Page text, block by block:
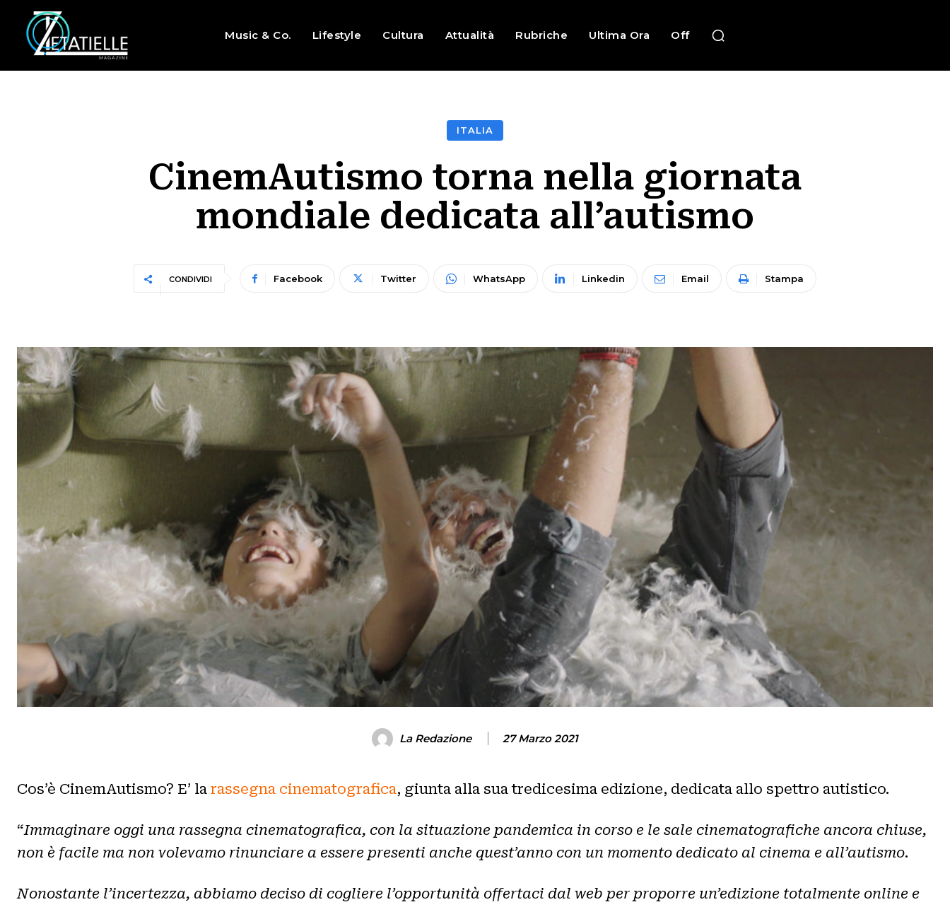
Music & Co. Lifestyle Cultura Attualità Rubriche Ultima Ora Off
ITALIA
CinemAutismo torna nella giornata
mondiale dedicata all’autismo
CONDIVIDI Facebook Twitter WhatsApp Linkedin Email Stampa
La Redazione 27 Marzo 2021
Cos’è CinemAutismo? E’ la rassegna cinematografica, giunta alla sua tredicesima edizione, dedicata allo spettro autistico.
“Immaginare oggi una rassegna cinematografica, con la situazione pandemica in corso e le sale cinematografiche ancora chiuse,
non è facile ma non volevamo rinunciare a essere presenti anche quest’anno con un momento dedicato al cinema e all’autismo.
Nonostante l’incertezza, abbiamo deciso di cogliere l’opportunità offertaci dal web per proporre un’edizione totalmente online e